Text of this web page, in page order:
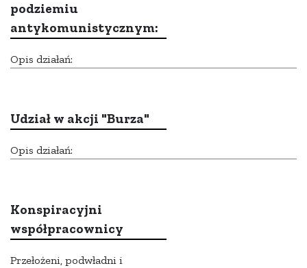
podziemiu
antykomunistycznym:
Opis działań:
Udział w akcji "Burza"
Opis działań:
Konspiracyjni
współpracownicy
Przełożeni, podwładni i